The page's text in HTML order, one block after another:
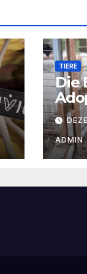
TIERE
Die
ADMIN